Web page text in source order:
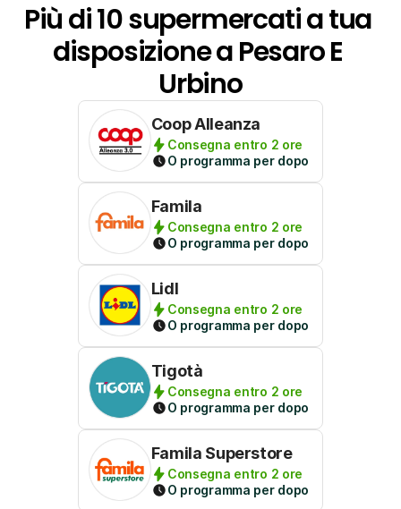
Più di 10 supermercati a tua
disposizione a Pesaro E
Urbino
Coop Alleanza
Consegna entro 2 ore
O programma per dopo
Famila
Consegna entro 2 ore
O programma per dopo
Lidl
Consegna entro 2 ore
O programma per dopo
Tigotà
Consegna entro 2 ore
O programma per dopo
Famila Superstore
Consegna entro 2 ore
O programma per dopo